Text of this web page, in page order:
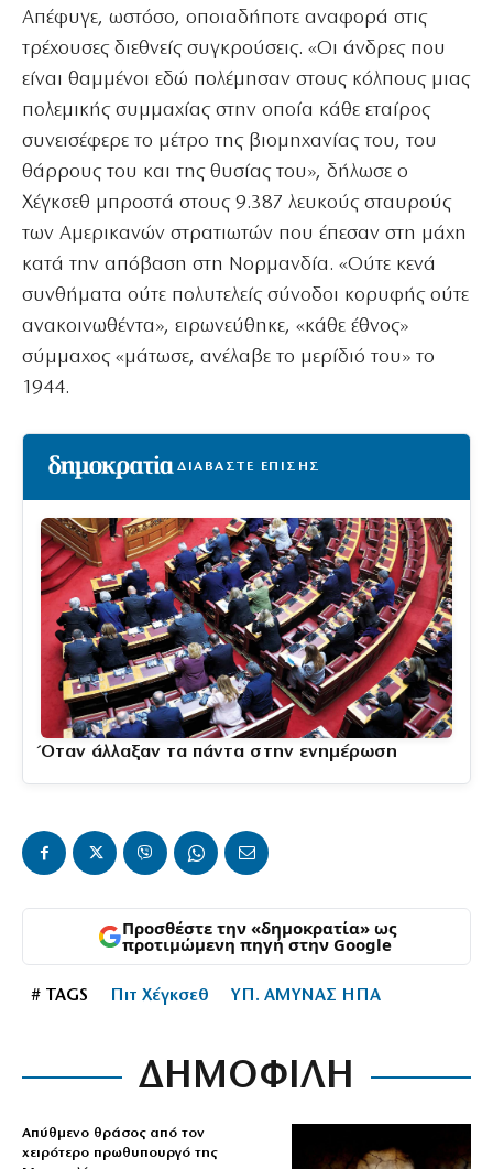
Απέφυγε, ωστόσο, οποιαδήποτε αναφορά στις
τρέχουσες διεθνείς συγκρούσεις. «Οι άνδρες που
είναι θαμμένοι εδώ πολέμησαν στους κόλπους μιας
πολεμικής συμμαχίας στην οποία κάθε εταίρος
συνεισέφερε το μέτρο της βιομηχανίας του, του
θάρρους του και της θυσίας του», δήλωσε ο
Χέγκσεθ μπροστά στους 9.387 λευκούς σταυρούς
των Αμερικανών στρατιωτών που έπεσαν στη μάχη
κατά την απόβαση στη Νορμανδία. «Ούτε κενά
συνθήματα ούτε πολυτελείς σύνοδοι κορυφής ούτε
ανακοινωθέντα», ειρωνεύθηκε, «κάθε έθνος»
σύμμαχος «μάτωσε, ανέλαβε το μερίδιό του» το
1944.
ΔΙΑΒΑΣΤΕ ΕΠΙΣΗΣ
Όταν άλλαξαν τα πάντα στην ενημέρωση
Προσθέστε την «δημοκρατία» ως
προτιμώμενη πηγή στην Google
# TAGS Πιτ Χέγκσεθ ΥΠ. ΑΜΥΝΑΣ ΗΠΑ
ΔΗΜΟΦΙΛΗ
Απύθμενο θράσος από τον
χειρότερο πρωθυπουργό της